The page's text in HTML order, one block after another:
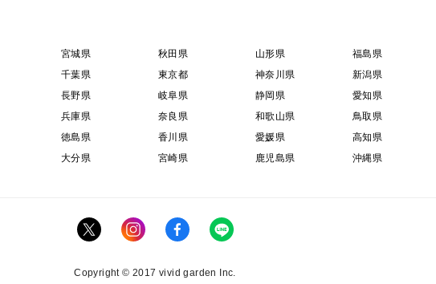
宮城県 秋田県 山形県 福島県
千葉県 東京都 神奈川県 新潟県
長野県 岐阜県 静岡県 愛知県
兵庫県 奈良県 和歌山県 鳥取県
徳島県 香川県 愛媛県 高知県
大分県 宮崎県 鹿児島県 沖縄県
Copyright © 2017 vivid garden Inc.